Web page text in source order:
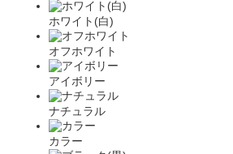
ホワイト(白)
オフホワイト
アイボリー
ナチュラル
カラー